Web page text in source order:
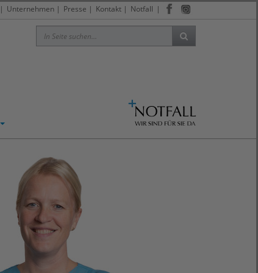
|
| Unternehmen | Presse | Kontakt | Notfall